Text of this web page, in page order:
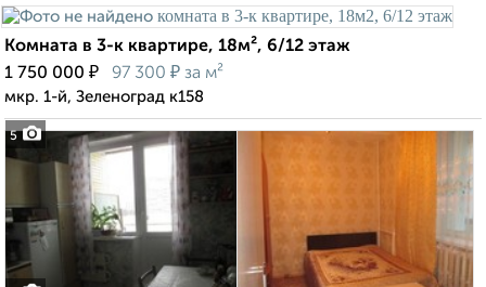
5
Комната в 3-к квартире, 18м², 6/12 этаж
1 750 000 ₽ 97 300 ₽ за м²
мкр. 1-й, Зеленоград к158